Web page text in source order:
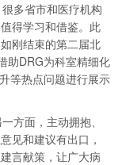
多省市和医疗机构
得学习和借鉴。此
刚结束的第二届北
助DRG为科室精细化
等热点问题进行展示
方面，主动拥抱、
见和建议有出口，
言献策，让广大病